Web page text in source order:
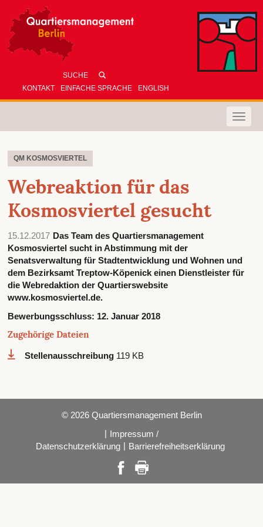
KONTAKT EINFACHE SPRACHE ENGLISH
Toggle
QM KOSMOSVIERTEL
Webreaktion für das
Kosmosviertel gesucht
15.12.2017 Das Team des Quartiersmanagement
Kosmosviertel sucht in Abstimmung mit der
Senatsverwaltung für Stadtentwicklung und Wohnen und
dem Bezirksamt Treptow-Köpenick einen Dienstleister für
die Webredaktion der Quartierswebsite
www.kosmosviertel.de.
Bewerbungsschluss: 12. Januar 2018
Zugehörige Dateien
Stellenausschreibung 119 KB
© 2026 Quartiersmanagement Berlin
| Impressum /
Datenschutzerklärung | Barrierefreiheitserklärung